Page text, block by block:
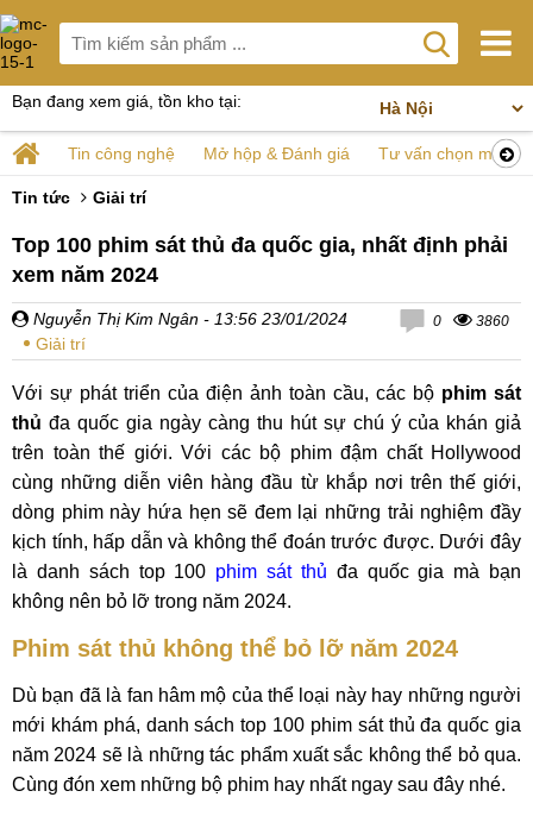
Bạn đang xem giá, tồn kho tại:
Tin công nghệ Mở hộp & Đánh giá Tư vấn chọn mua
Tin tức Giải trí
Top 100 phim sát thủ đa quốc gia, nhất định phải
xem năm 2024
Nguyễn Thị Kim Ngân - 13:56 23/01/2024
Giải trí
0 3860
Với sự phát triển của điện ảnh toàn cầu, các bộ phim sát
thủ đa quốc gia ngày càng thu hút sự chú ý của khán giả
trên toàn thế giới. Với các bộ phim đậm chất Hollywood
cùng những diễn viên hàng đầu từ khắp nơi trên thế giới,
dòng phim này hứa hẹn sẽ đem lại những trải nghiệm đầy
kịch tính, hấp dẫn và không thể đoán trước được. Dưới đây
là danh sách top 100 phim sát thủ đa quốc gia mà bạn
không nên bỏ lỡ trong năm 2024.
Phim sát thủ không thể bỏ lỡ năm 2024
Dù bạn đã là fan hâm mộ của thể loại này hay những người
mới khám phá, danh sách top 100 phim sát thủ đa quốc gia
năm 2024 sẽ là những tác phẩm xuất sắc không thể bỏ qua.
Cùng đón xem những bộ phim hay nhất ngay sau đây nhé.